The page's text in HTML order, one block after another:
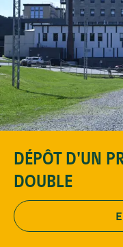
DÉPÔT D'UN
DOUBLE